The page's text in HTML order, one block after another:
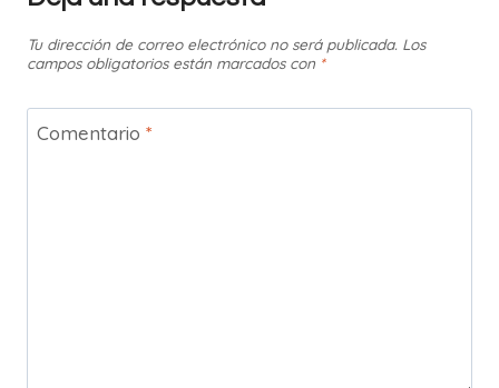
Tu dirección de correo electrónico no será publicada. Los
campos obligatorios están marcados con *
Comentario *